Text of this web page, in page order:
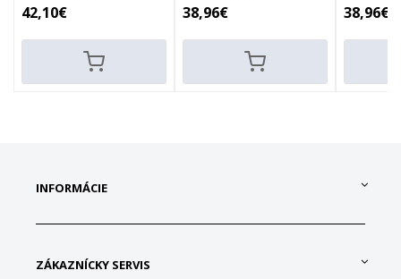
42,10€ 38,96€ 38,96€
INFORMÁCIE
ZÁKAZNÍCKY SERVIS